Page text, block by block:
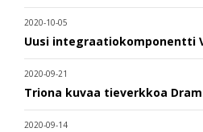
2020-10-05
Uusi integraatiokomponentti
2020-09-21
Triona kuvaa tieverkkoa
2020-09-14